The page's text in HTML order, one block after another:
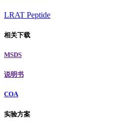
LRAT Peptide
相关下载
MSDS
说明书
COA
实验方案